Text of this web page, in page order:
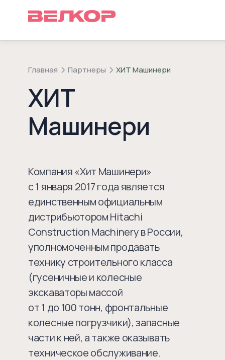
Главная Партнеры ХИТ Машинери
ХИТ
Машинери
Компания «Хит Машинери»
с 1 января 2017 года является
единственным официальным
дистрибьютором Hitachi
Construction Machinery в России,
уполномоченным продавать
технику строительного класса
(гусеничные и колесные
экскаваторы массой
от 1 до 100 тонн, фронтальные
колесные погрузчики), запасные
части к ней, а также оказывать
техническое обслуживание.